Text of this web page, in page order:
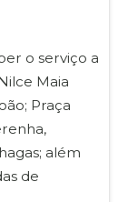
o serviço a
Maia
Praça
além
de